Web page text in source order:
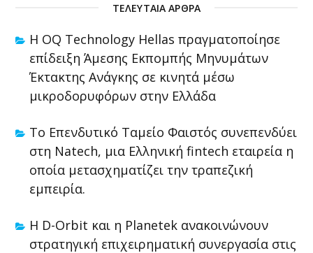
ΤΕΛΕΥΤΑΊΑ ΆΡΘΡΑ
Η OQ Technology Hellas πραγματοποίησε
επίδειξη Άμεσης Εκπομπής Μηνυμάτων
Έκτακτης Ανάγκης σε κινητά μέσω
μικροδορυφόρων στην Ελλάδα
Το Επενδυτικό Ταμείο Φαιστός συνεπενδύει
στη Natech, μια Ελληνική fintech εταιρεία η
οποία μετασχηματίζει την τραπεζική
εμπειρία.
Η D-Orbit και η Planetek ανακοινώνουν
στρατηγική επιχειρηματική συνεργασία στις